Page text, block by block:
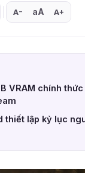
A− aA A+
VRAM chính
thiết lập kỷ lục